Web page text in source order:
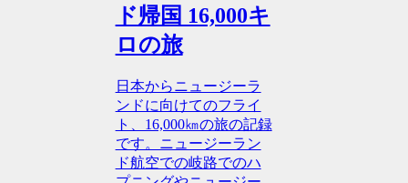
ド帰国 16,000キ
ロの旅
日本からニュージーラ
ンドに向けてのフライ
ト、16,000㎞の旅の記録
です。ニュージーラン
ド航空での岐路でのハ